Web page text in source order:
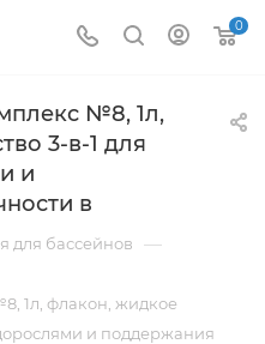
0
№8, 1л,
3-в-1 для
и
в
для бассейнов —
1л, флакон, жидкое
и поддержания